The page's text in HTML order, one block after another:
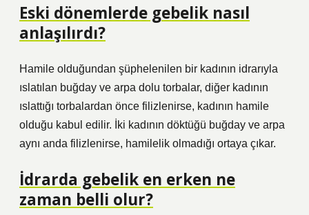
Eski dönemlerde gebelik nasıl
anlaşılırdı?
Hamile olduğundan şüphelenilen bir kadının idrarıyla
ıslatılan buğday ve arpa dolu torbalar, diğer kadının
ıslattığı torbalardan önce filizlenirse, kadının hamile
olduğu kabul edilir. İki kadının döktüğü buğday ve arpa
aynı anda filizlenirse, hamilelik olmadığı ortaya çıkar.
İdrarda gebelik en erken ne
zaman belli olur?